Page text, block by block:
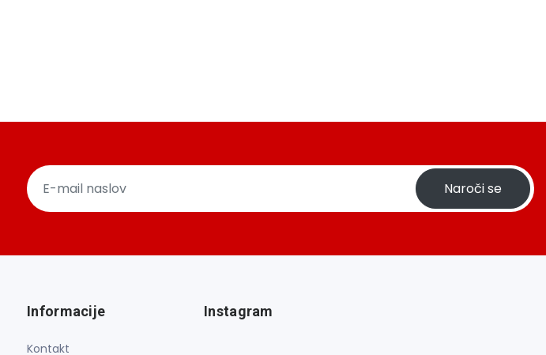
Naroči se
Informacije
Kontakt
Instagram